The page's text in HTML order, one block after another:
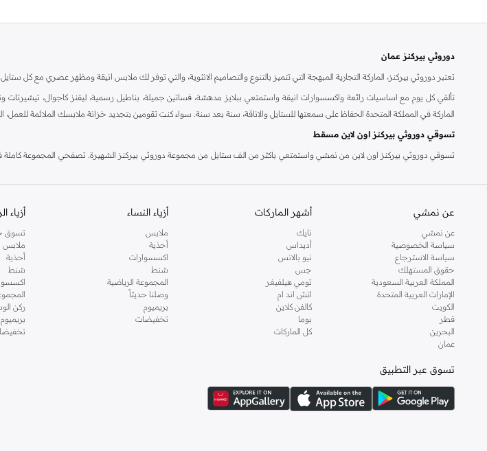
دوروثي بيركنز عمان
تعتبر دوروثي بيركنز، الماركة التجارية المبهجة التي تتميز بالتنوع والتصاميم الانثوية، والتي توفر لك ملابس انيقة ومظهر عصري مع كل ستايل.
تألقي كل يوم مع اساسيات رائعة واكسسوارات انيقة واستمتعي ببلايز مدهشة، فساتين جميلة، بناطيل رسمية، ليقنز كاجوال،
الماركة في المملكة المتحدة الحفاظ على سمعتها للستايل والاناقة، سنة بعد سنة. سواء كنت تقومين بتجديد خزانة ملابسك الملائمة
تسوقي دوروثي بيركنز اون لاين مسقط
تسوقي دوروثي بيركنز اون لاين من نمشي واستمتعي باكثر من الف ستايل من مجموعة دوروثي بيركنز الشهيرة. تصفحي المجموعة كاملة
عن نمشي
عن نمشي
سياسة الخصوصية
سياسة الاسترجاع
حقوق المستهلك
المملكة العربية السعودية
الإمارات العربية المتحدة
الكويت
قطر
البحرين
عمان
أشهر الماركات
نايك
أديداس
نيو بالانس
جس
تومي هيلفيغر
اتش اند ام
كالفن كلاين
بوما
كل الماركات
أزياء النساء
ملابس
أحذية
اكسسوارات
شنط
المجموعة الرياضية
وصلنا حديثاً
بريميوم
تخفيضات
أزياء
تسوق
ملابس
أحذية
شنط
ركن
بريميوم
تسوق عبر التطبيق